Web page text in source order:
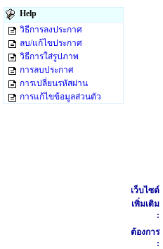
Help
วิธีการลงประกาศ
ลบ/แก้ไขประกาศ
วิธีการใส่รูปภาพ
การลบประกาศ
การเปลี่ยนรหัสผ่าน
การแก้ไขข้อมูลส่วนตัว
เว็บไซต์
เพิ่มเติม
:
ต้องการ
: